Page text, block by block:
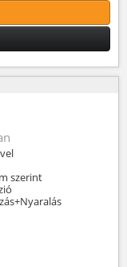
szerint